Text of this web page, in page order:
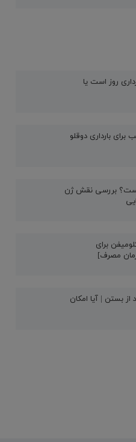
روز است یا
برای بارداری دوقلو
است؟ بررسی نقش ژن
برای
مصرف]
از بستن | آیا امکان